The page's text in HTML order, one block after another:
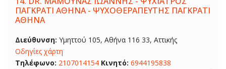
ΠΑΓΚΡΑΤΙ ΑΘΗΝΑ - ΨΥΧΟΘΕΡΑΠΕΥΤΗΣ ΠΑΓΚΡΑΤΙ
ΑΘΗΝΑ
Διεύθυνση: Υμηττού 105, Αθήνα 116 33, Αττικής
Οδηγίες χάρτη
Τηλέφωνο: 2107014154 Κινητό: 6944195838